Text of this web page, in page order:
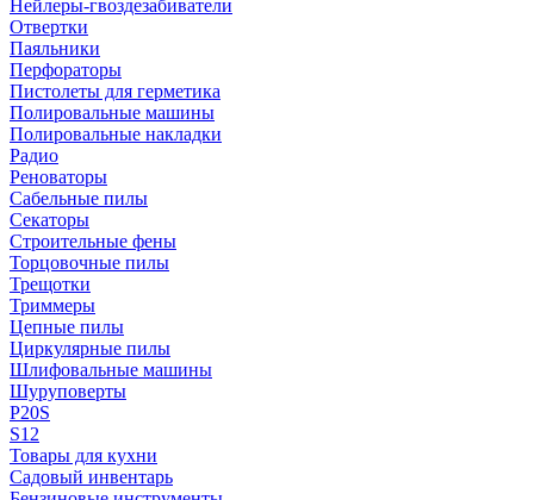
Нейлеры-гвоздезабиватели
Отвертки
Паяльники
Перфораторы
Пистолеты для герметика
Полировальные машины
Полировальные накладки
Радио
Реноваторы
Сабельные пилы
Секаторы
Строительные фены
Торцовочные пилы
Трещотки
Триммеры
Цепные пилы
Циркулярные пилы
Шлифовальные машины
Шуруповерты
P20S
S12
Товары для кухни
Садовый инвентарь